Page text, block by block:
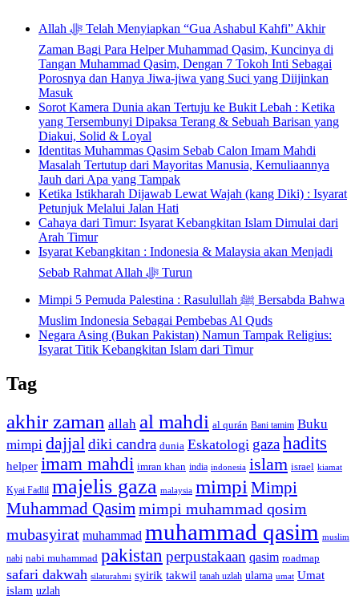
Allah ﷻ Telah Menyiapkan “Gua Ashabul Kahfi” Akhir
Zaman Bagi Para Helper Muhammad Qasim, Kuncinya di
Tangan Muhammad Qasim, Dengan 7 Tokoh Inti Sebagai
Porosnya dan Hanya Jiwa-jiwa yang Suci yang Diijinkan
Masuk
Sorot Kamera Dunia akan Tertuju ke Bukit Lebah : Ketika
yang Tersembunyi Dipaksa Terang & Sebuah Barisan yang
Diakui, Solid & Loyal
Identitas Muhammas Qasim Sebab Calon Imam Mahdi
Masalah Tertutup dari Mayoritas Manusia, Kemuliaannya
Jauh dari Apa yang Tampak
Ketika Istikharah Dijawab Lewat Wajah (kang Diki) : Isyarat
Petunjuk Melalui Jalan Hati
Cahaya dari Timur: Isyarat Kebangkitan Islam Dimulai dari
Arah Timur
Isyarat Kebangkitan : Indonesia & Malaysia akan Menjadi
Sebab Rahmat Allah ﷻ Turun
Mimpi 5 Pemuda Palestina : Rasulullah ﷺ Bersabda Bahwa
Muslim Indonesia Sebagai Pembebas Al Quds
Negara Asing (Bukan Pakistan) Namun Tampak Religius:
Isyarat Titik Kebangkitan Islam dari Timur
Tag
akhir zaman allah al mahdi al qurán Bani tamim Buku
mimpi dajjal diki candra dunia Eskatologi gazahadits
helper imam mahdi imran khan india indonesia islam israel kiamat
Kyai Fadlil majelis gaza malaysia mimpi Mimpi
Muhammad Qasim mimpi muhammad qosim
mubasyirat muhammad muhammad qasim muslim
nabi nabi muhammad pakistan perpustakaan qasim roadmap
safari dakwah silaturahmi syirik takwil tanah uzlah ulama umat Umat
islam uzlah